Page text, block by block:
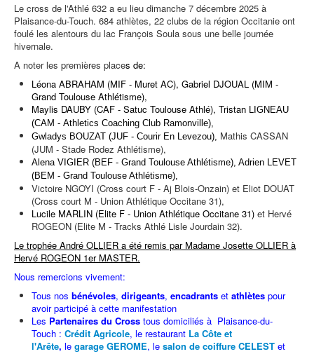
Le cross de l'Athlé 632 a eu lieu dimanche 7 décembre 2025 à
Plaisance-du-Touch. 684 athlètes, 22 clubs de la région Occitanie ont
foulé les alentours du lac François Soula sous une belle journée
hivernale.
A noter les premières places de:
Léona ABRAHAM (MIF - Muret AC), Gabriel DJOUAL (MIM -
Grand Toulouse Athlétisme),
Maylis DAUBY (CAF - Satuc Toulouse Athlé), Tristan LIGNEAU
(CAM - Athletics Coaching Club Ramonville),
Gwladys BOUZAT (JUF - Courir En Levezou), Mathis CASSAN
(JUM - Stade Rodez Athlétisme),
Alena VIGIER (BEF - Grand Toulouse Athlétisme), Adrien LEVET
(BEM - Grand Toulouse Athlétisme),
Victoire NGOYI (Cross court F - Aj Blois-Onzain) et Eliot DOUAT
(Cross court M - Union Athlétique Occitane 31),
Lucile MARLIN (Elite F - Union Athlétique Occitane 31) et Hervé
ROGEON (Elite M - Tracks Athlé Lisle Jourdain 32).
Le trophée André OLLIER a été remis par Madame Josette OLLIER à
Hervé ROGEON 1er MASTER.
Nous remercions vivement:
Tous nos bénévoles, dirigeants, encadrants et athlètes pour
avoir participé à cette manifestation
Les Partenaires du Cross tous domiciliés à Plaisance-du-
Touch : Crédit Agricole, le restaurant La Côte et
l'Arête, le garage GEROME, le salon de coiffure CELEST et